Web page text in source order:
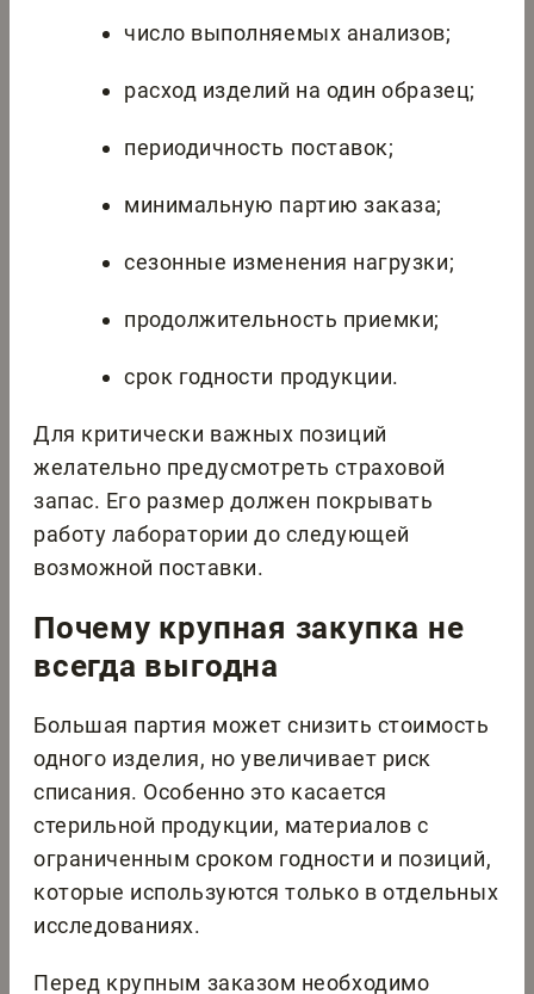
число выполняемых анализов;
расход изделий на один образец;
периодичность поставок;
минимальную партию заказа;
сезонные изменения нагрузки;
продолжительность приемки;
срок годности продукции.
Для критически важных позиций
желательно предусмотреть страховой
запас. Его размер должен покрывать
работу лаборатории до следующей
возможной поставки.
Почему крупная закупка не
всегда выгодна
Большая партия может снизить стоимость
одного изделия, но увеличивает риск
списания. Особенно это касается
стерильной продукции, материалов с
ограниченным сроком годности и позиций,
которые используются только в отдельных
исследованиях.
Перед крупным заказом необходимо